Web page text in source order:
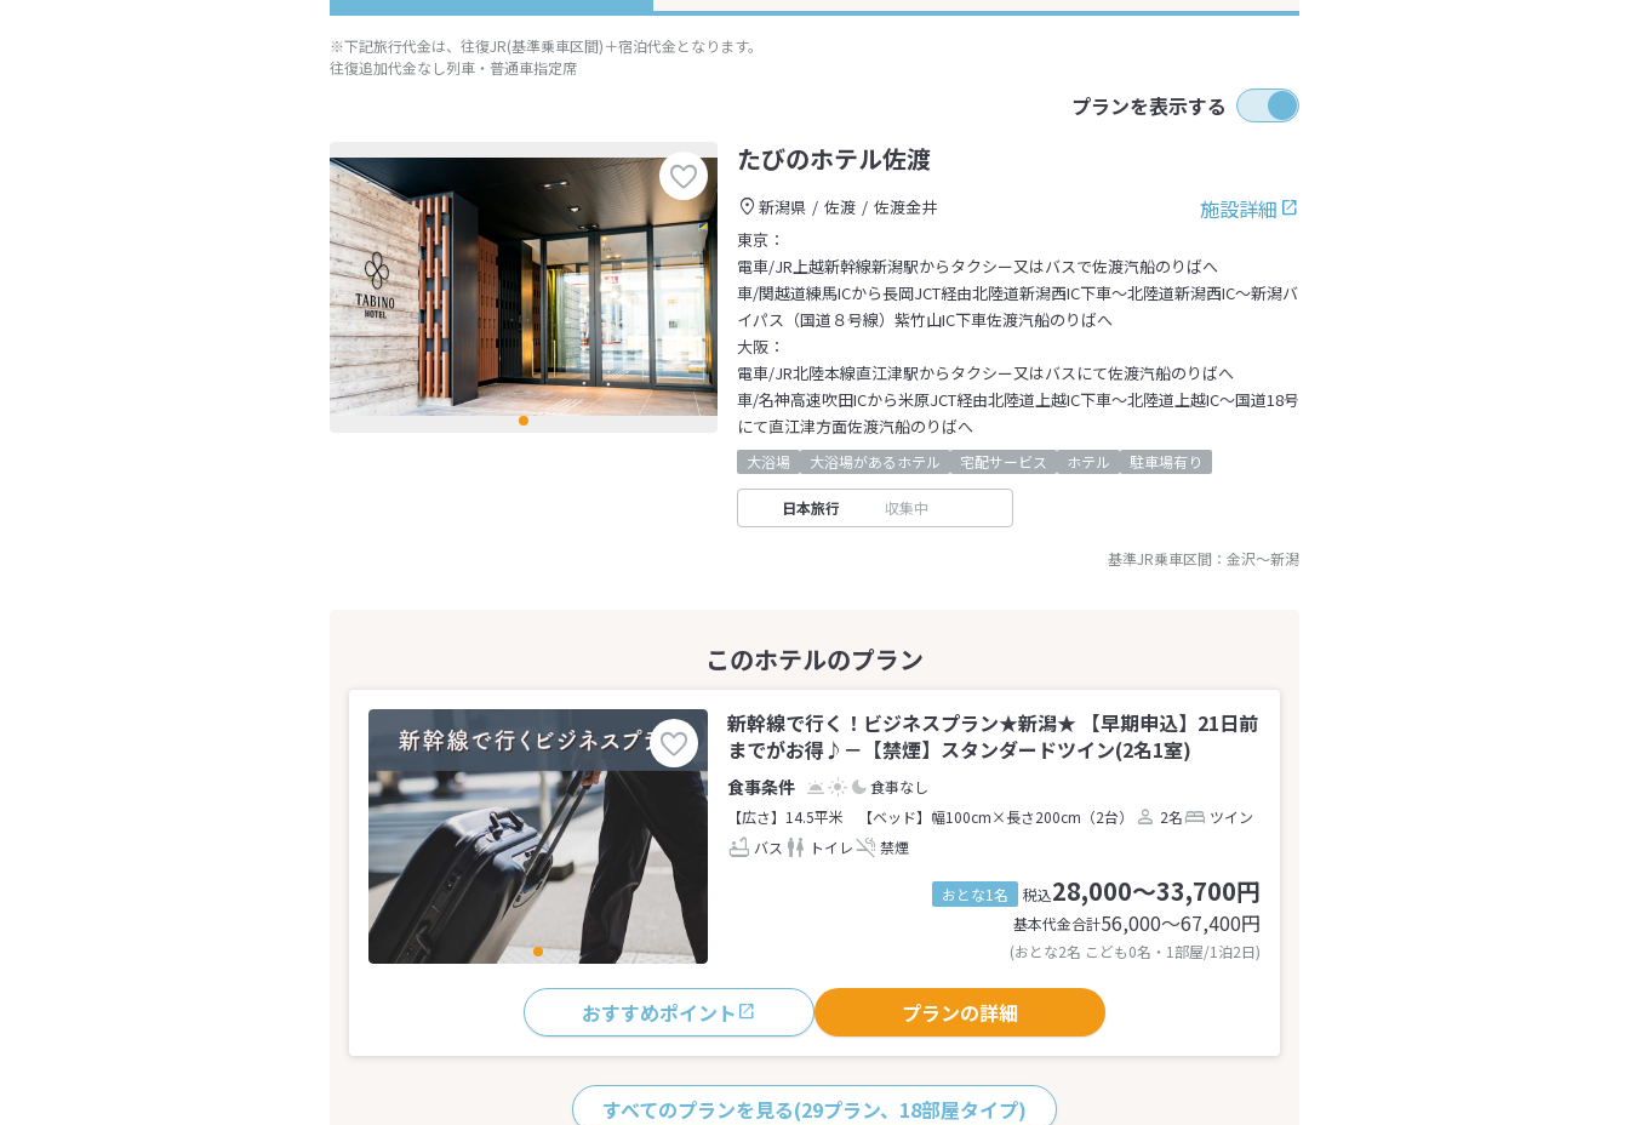
※下記旅行代金は、往復JR(基準乗車区間)＋宿泊代金となります。
往復追加代金なし列車・普通車指定席
プランを表示する
たびのホテル佐渡
施設詳細
新潟県 佐渡
佐渡金井
東京：
電車/JR上越新幹線新潟駅からタクシー又はバスで佐渡汽船のりばへ
車/関越道練馬ICから長岡JCT経由北陸道新潟西IC下車～北陸道新潟西IC～新潟バ
イパス（国道８号線）紫竹山IC下車佐渡汽船のりばへ
大阪：
電車/JR北陸本線直江津駅からタクシー又はバスにて佐渡汽船のりばへ
車/名神高速吹田ICから米原JCT経由北陸道上越IC下車～北陸道上越IC～国道18号
にて直江津方面佐渡汽船のりばへ
大浴場 大浴場があるホテル 宅配サービス ホテル 駐車場有り
日本旅行 収集中
基準JR乗車区間： 金沢～新潟
新幹線で行く！ビジネスプラン★新潟★ 【早期申込】21日前
までがお得♪－【禁煙】スタンダードツイン(2名1室)
食事なし
【広さ】14.5平米
【ベッド】幅100cm×長さ200cm（2台） 2名
ツイン
バス
トイレ 禁煙
おとな1名 税込28,000～33,700円
基本代金合計56,000〜67,400円
(おとな2名 こども0名・1部屋/1泊2日)
おすすめポイント プランの詳細
すべてのプランを見る(29プラン、18部屋タイプ)